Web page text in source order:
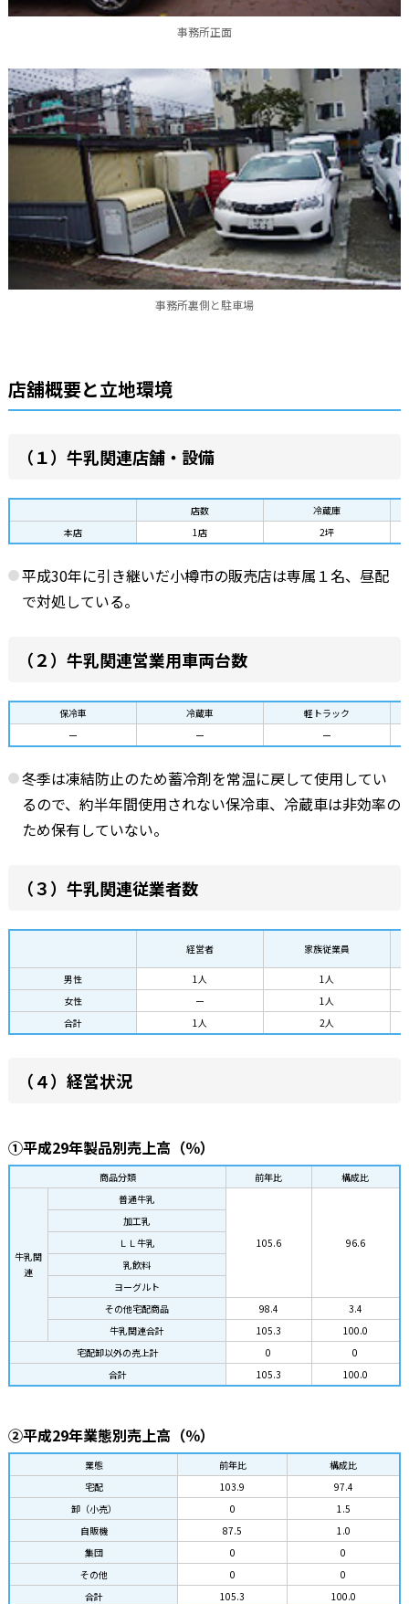
事務所正面
事務所裏側と駐車場
店舖概要と立地環境
（１）牛乳関連店舗・設備
店数
冷蔵庫
本店
1店 2坪
平成30年に引き継いだ小樽市の販売店は専属１名、昼配
で対処している。
（２）牛乳関連営業用車両台数
保冷車 冷蔵車
軽トラック
ー
ー ー
冬季は凍結防止のため蓄冷剤を常温に戻して使用してい
るので、約半年間使用されない保冷車、冷蔵車は非効率の
ため保有していない。
（３）牛乳関連従業者数
経営者 家族従業員
男性 1人
1人
女性
ー
1人
合計
1人 2人
（４）経営状況
①平成29年製品別売上高（％）
商品分類 前年比 構成比
牛乳関
連
普通牛乳
105.6 96.6
加工乳
ＬＬ牛乳
乳飲料
ヨーグルト
その他宅配商品
98.4
3.4
牛乳関連合計
105.3
100.0
宅配卸以外の売上計
0
0
合計
105.3 100.0
②平成29年業態別売上高（％）
業態 前年比
構成比
宅配
103.9
97.4
卸（小売）
0
1.5
自販機
87.5
1.0
集団
0
0
その他
0
0
合計
105.3 100.0